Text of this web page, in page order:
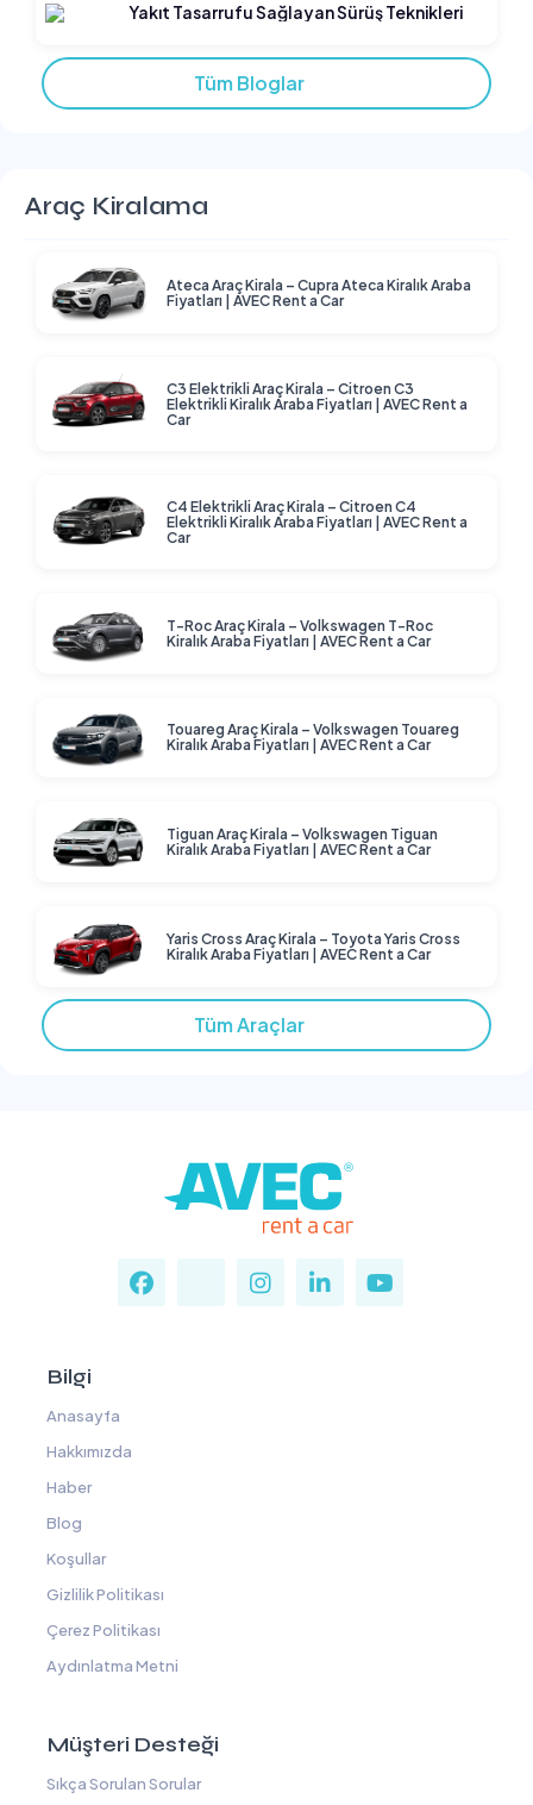
Yakıt Tasarrufu Sağlayan Sürüş Teknikleri
Tüm Bloglar
Araç Kiralama
Ateca Araç Kirala – Cupra Ateca Kiralık Araba
Fiyatları | AVEC Rent a Car
C3 Elektrikli Araç Kirala – Citroen C3
Elektrikli Kiralık Araba Fiyatları | AVEC Rent a
Car
C4 Elektrikli Araç Kirala – Citroen C4
Elektrikli Kiralık Araba Fiyatları | AVEC Rent a
Car
T-Roc Araç Kirala – Volkswagen T-Roc
Kiralık Araba Fiyatları | AVEC Rent a Car
Touareg Araç Kirala – Volkswagen Touareg
Kiralık Araba Fiyatları | AVEC Rent a Car
Tiguan Araç Kirala – Volkswagen Tiguan
Kiralık Araba Fiyatları | AVEC Rent a Car
Yaris Cross Araç Kirala – Toyota Yaris Cross
Kiralık Araba Fiyatları | AVEC Rent a Car
Tüm Araçlar
Bilgi
Anasayfa
Hakkımızda
Haber
Blog
Koşullar
Gizlilik Politikası
Çerez Politikası
Aydınlatma Metni
Müşteri Desteği
Sıkça Sorulan Sorular